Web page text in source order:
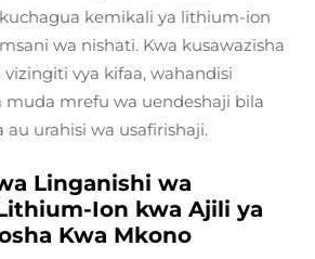
kemikali ya lithium-ion
wa nishati. Kwa kusawazisha
vya kifaa, wahandisi
muda mrefu wa uendeshaji bila
urahisi wa usafirishaji.
Linganishi wa
Ion kwa Ajili ya
Kwa Mkono